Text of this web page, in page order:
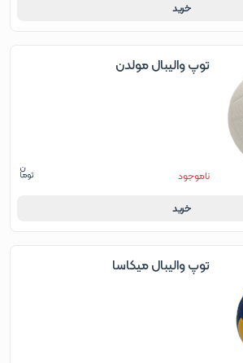
خرید
توپ والیبال مولدن
ناموجود
خرید
توپ والیبال میکاسا